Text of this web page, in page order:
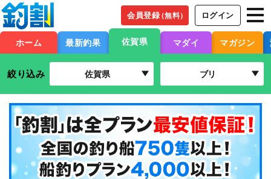
会員登録（無料） ログイン
ホーム 最新釣果 佐賀県 マダイ マガジン
絞り込み 佐賀県 ブリ